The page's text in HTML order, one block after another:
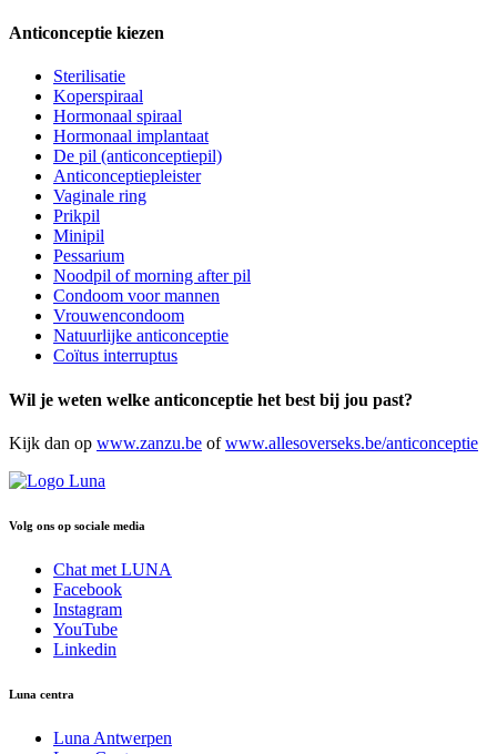
Anticonceptie kiezen
Sterilisatie
Koperspiraal
Hormonaal spiraal
Hormonaal implantaat
De pil (anticonceptiepil)
Anticonceptiepleister
Vaginale ring
Prikpil
Minipil
Pessarium
Noodpil of morning after pil
Condoom voor mannen
Vrouwencondoom
Natuurlijke anticonceptie
Coïtus interruptus
Wil je weten welke anticonceptie het best bij jou past?
Kijk dan op www.zanzu.be ofwww.allesoverseks.be/anticonceptie
Volg ons op sociale media
Chat met LUNA
Facebook
Instagram
YouTube
Linkedin
Luna centra
Luna Antwerpen